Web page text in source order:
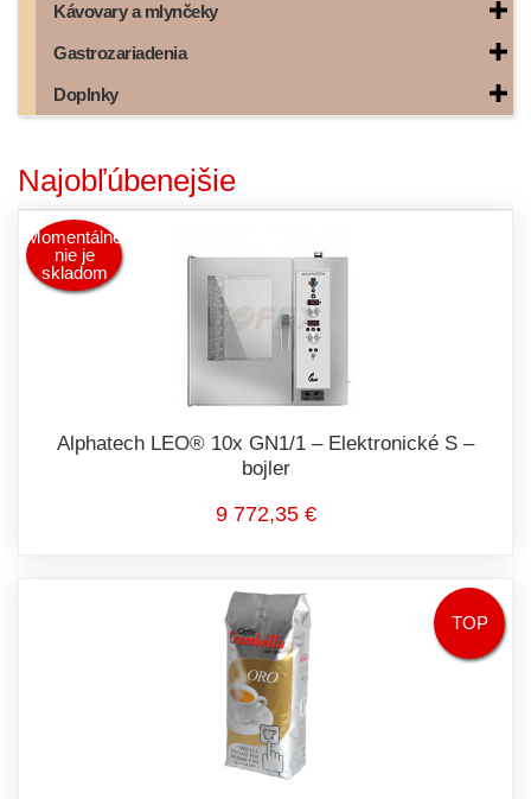
Kávovary a mlynčeky
Gastrozariadenia
Doplnky
Najobľúbenejšie
Momentálne
nie je
skladom
Alphatech LEO® 10x GN1/1 – Elektronické S –
bojler
9 772,35 €
TOP